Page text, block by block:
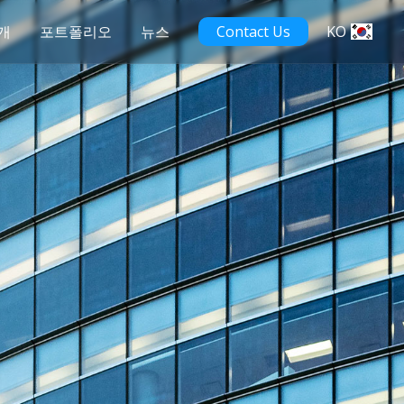
포트폴리오 뉴스 Contact Us KO